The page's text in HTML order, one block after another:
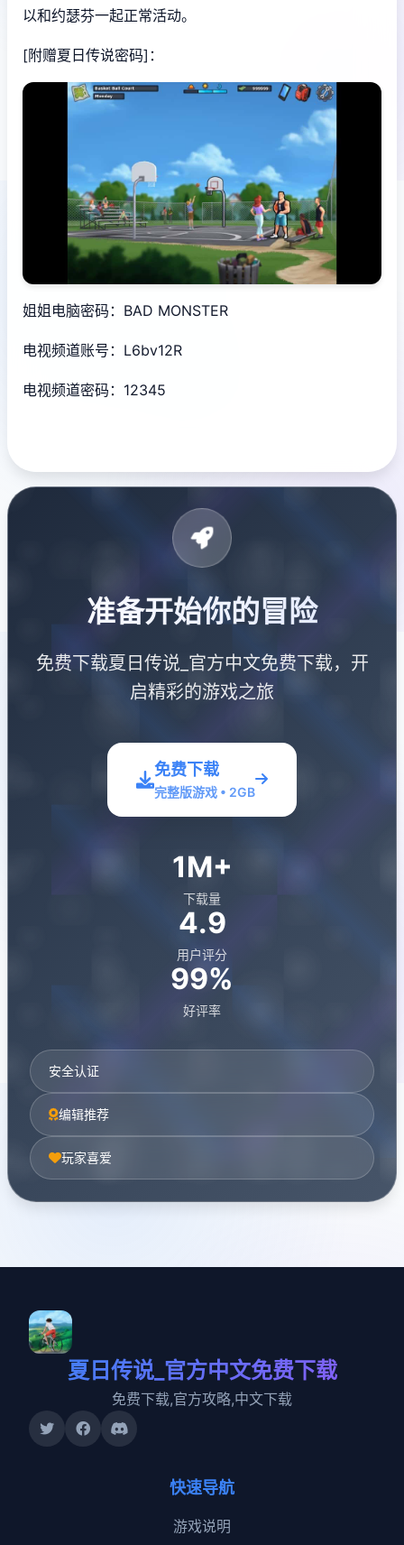
以和约瑟芬一起正常活动。
[附赠夏日传说密码]：
姐姐电脑密码：BAD MONSTER
电视频道账号：L6bv12R
电视频道密码：12345
准备开始你的冒险
免费下载夏日传说_官方中文免费下载，开
启精彩的游戏之旅
免费下载
完整版游戏 • 2GB
1M+
下载量
4.9
用户评分
99%
好评率
安全认证
编辑推荐
玩家喜爱
夏日传说_官方中文免费下载
免费下载,官方攻略,中文下载
快速导航
游戏说明